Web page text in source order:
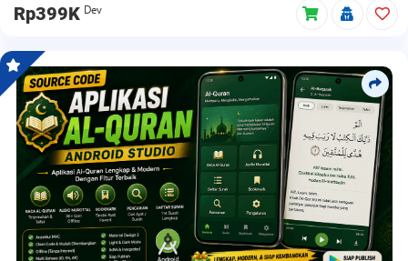
Rp399K Dev